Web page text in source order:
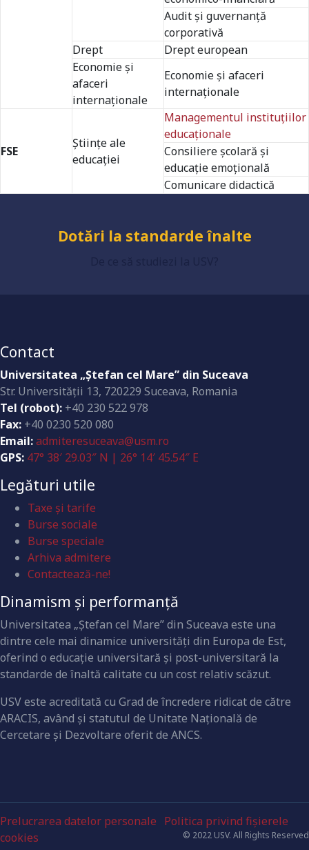
Audit și guvernanță
corporativă
Drept
Drept european
Economie și
afaceri
internaționale
Economie și afaceri
internaționale
FSE
Ştiinţe ale
educaţiei
Managementul instituţiilor
educaţionale
Consiliere școlară și
educație emoțională
Comunicare didactică
Universitate acreditată
Grad de încredere ridicat
Dotări la standarde înalte
Contact
Universitatea „Ştefan cel Mare” din Suceava
Str. Universităţii 13, 720229 Suceava, Romania
Tel (robot): +40 230 522 978
Fax: +40 0230 520 080
Email:admiteresuceava@usm.ro
GPS: 47° 38′ 29.03″ N | 26° 14′ 45.54″ E
Legături utile
Taxe și tarife
Burse sociale
Burse speciale
Arhiva admitere
Contactează-ne!
Dinamism și performanță
Universitatea „Ştefan cel Mare” din Suceava este una
dintre cele mai dinamice universităţi din Europa de Est,
oferind o educaţie universitară şi post-universitară la
standarde de înaltă calitate cu un cost relativ scăzut.
USV este acreditată cu Grad de încredere ridicat de către
ARACIS, având şi statutul de Unitate Naţională de
Cercetare şi Dezvoltare oferit de ANCS.
Prelucrarea datelor personale Politica privind fișierele
cookies
© 2022 USV. All Rights Reserved